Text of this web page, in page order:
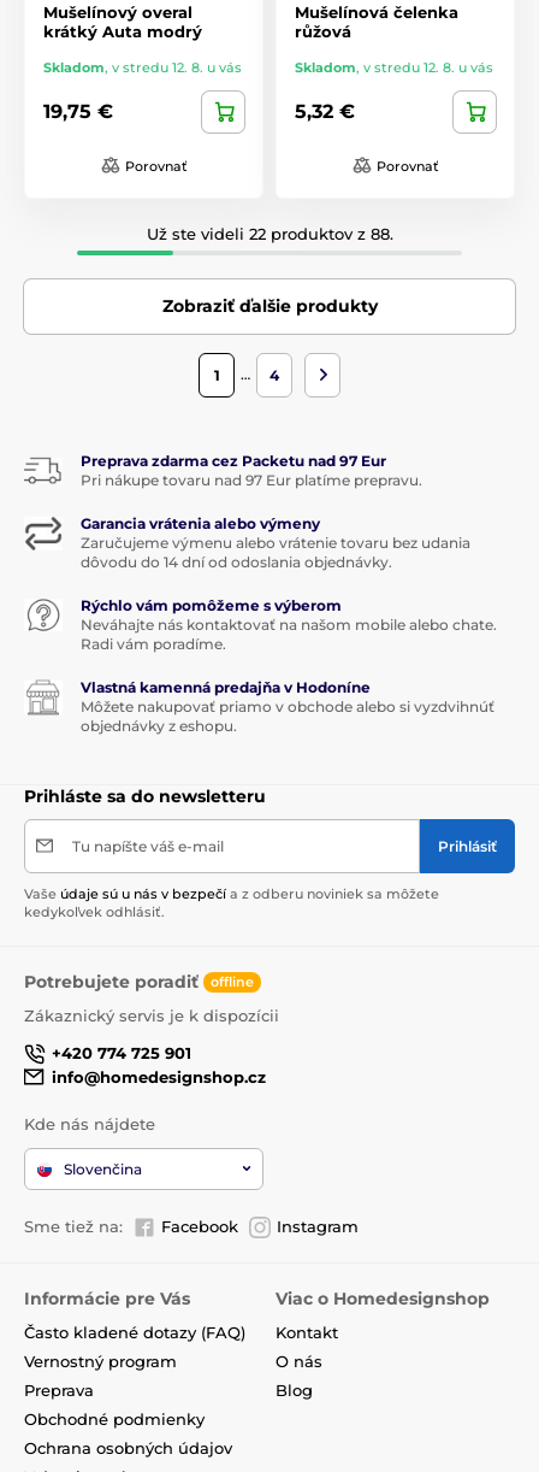
Mušelínový overal
krátký Auta modrý
Skladom, v stredu 12. 8. u vás
19,75 €
Porovnať
Mušelínová čelenka
růžová
Skladom, v stredu 12. 8. u vás
5,32 €
Porovnať
Už ste videli 22 produktov z 88.
Zobraziť ďalšie produkty
1 … 4
Preprava zdarma cez Packetu nad 97 Eur
Pri nákupe tovaru nad 97 Eur platíme prepravu.
Garancia vrátenia alebo výmeny
Zaručujeme výmenu alebo vrátenie tovaru bez udania
dôvodu do 14 dní od odoslania objednávky.
Rýchlo vám pomôžeme s výberom
Neváhajte nás kontaktovať na našom mobile alebo chate.
Radi vám poradíme.
Vlastná kamenná predajňa v Hodoníne
Môžete nakupovať priamo v obchode alebo si vyzdvihnúť
objednávky z eshopu.
Prihláste sa do newsletteru
Tu napíšte váš e-mail Prihlásiť
Vaše údaje sú u nás v bezpečí a z odberu noviniek sa môžete
kedykoľvek odhlásiť.
Potrebujete poradiť offline
Zákaznický servis je k dispozícii
+420 774 725 901
info@homedesignshop.cz
Kde nás nájdete
Slovenčina
Sme tiež na: Facebook Instagram
Informácie pre Vás
Často kladené dotazy (FAQ)
Vernostný program
Preprava
Obchodné podmienky
Ochrana osobných údajov
Viac o Homedesignshop
Kontakt
O nás
Blog